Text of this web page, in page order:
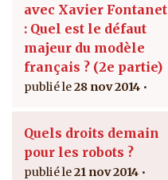
avec Xavier Fontanet
: Quel est le défaut
majeur du modèle
français ? (2e partie)
28 nov 2014
Quels droits demain
pour les robots ?
21 nov 2014